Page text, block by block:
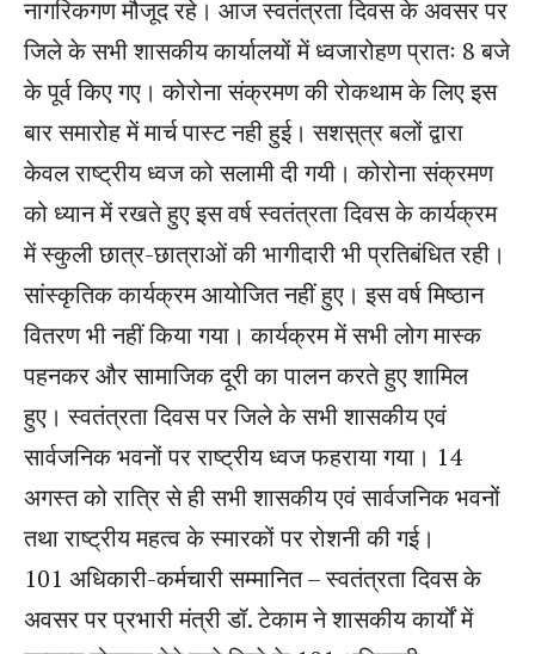
नागरिकगण मौजूद रहे। आज स्वतंत्रता दिवस के अवसर पर
जिले के सभी शासकीय कार्यालयों में ध्वजारोहण प्रातः 8 बजे
के पूर्व किए गए। कोरोना संक्रमण की रोकथाम के लिए इस
बार समारोह में मार्च पास्ट नही हुई। सशस़्त्र बलों द्वारा
केवल राष्ट्रीय ध्वज को सलामी दी गयी। कोरोना संक्रमण
को ध्यान में रखते हुए इस वर्ष स्वतंत्रता दिवस के कार्यक्रम
में स्कुली छात्र-छात्राओं की भागीदारी भी प्रतिबंधित रही।
सांस्कृतिक कार्यक्रम आयोजित नहीं हुए। इस वर्ष मिष्ठान
वितरण भी नहीं किया गया। कार्यक्रम में सभी लोग मास्क
पहनकर और सामाजिक दूरी का पालन करते हुए शामिल
हुए। स्वतंत्रता दिवस पर जिले के सभी शासकीय एवं
सार्वजनिक भवनों पर राष्ट्रीय ध्वज फहराया गया। 14
अगस्त को रात्रि से ही सभी शासकीय एवं सार्वजनिक भवनों
तथा राष्ट्रीय महत्व के स्मारकों पर रोशनी की गई।
101 अधिकारी-कर्मचारी सम्मानित – स्वतंत्रता दिवस के
अवसर पर प्रभारी मंत्री डॉ. टेकाम ने शासकीय कार्यों में